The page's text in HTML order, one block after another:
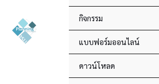
กิจกรรม
แบบฟอร์มออนไลน์
ดาวน์โหลด